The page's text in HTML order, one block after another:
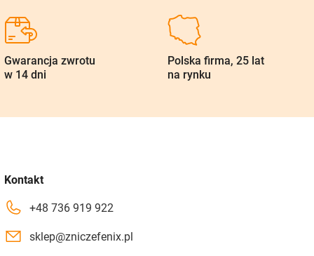
Gwarancja zwrotu
w 14 dni
Polska firma, 25 lat
na rynku
Kontakt
+48 736 919 922
sklep@zniczefenix.pl